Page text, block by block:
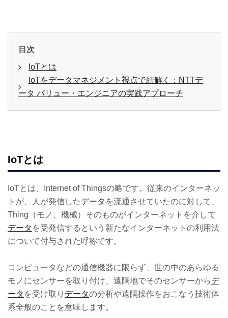
目次
IoTとは
IoTをデータマネジメント視点で紐解く：NTTデ
ータ バリュー・エンジニアの実践アプローチ
IoTとは
IoTとは、Internet of Thingsの略です。従来のインターネッ
トが、人が発信したデータ を流通させていたのに対して、
Thing（モノ、機械）そのものがインターネットを介して
データ を受発信するという新たなインターネットの利用法
について付与された呼称です。
コンピュータなどの通信機器に限らず、世の中のあらゆる
モノにセンサーを取り付け、遠隔地でそのセンサーからデ
ータ を受け取り データの分析や遠隔操作をおこなう技術体
系全般のことを意味します。